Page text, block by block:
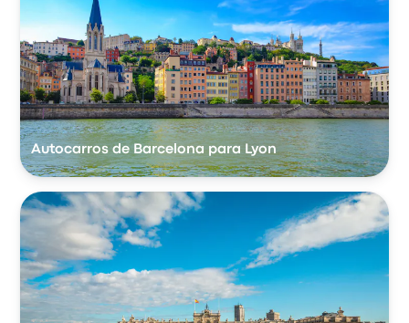
Autocarros de Barcelona para Lyon